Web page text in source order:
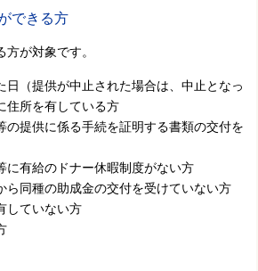
できる方
が対象です。
日（提供が中止された場合は、中止となっ
住所を有している方
の提供に係る手続を証明する書類の交付を
に有給のドナー休暇制度がない方
ら同種の助成金の交付を受けていない方
していない方